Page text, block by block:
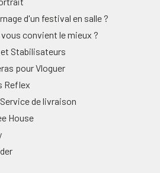
d'un festival en salle ?
convient le mieux ?
Stabilisateurs
pour Vloguer
Reflex
de livraison
House